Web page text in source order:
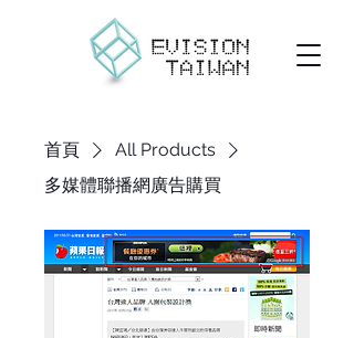
首頁
All Products
多媒體聯播網廣告購買